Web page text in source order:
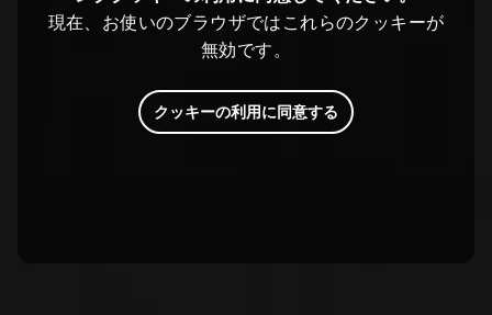
現在、お使いのブラウザではこれらのクッキーが
無効です。
クッキーの利用に同意する